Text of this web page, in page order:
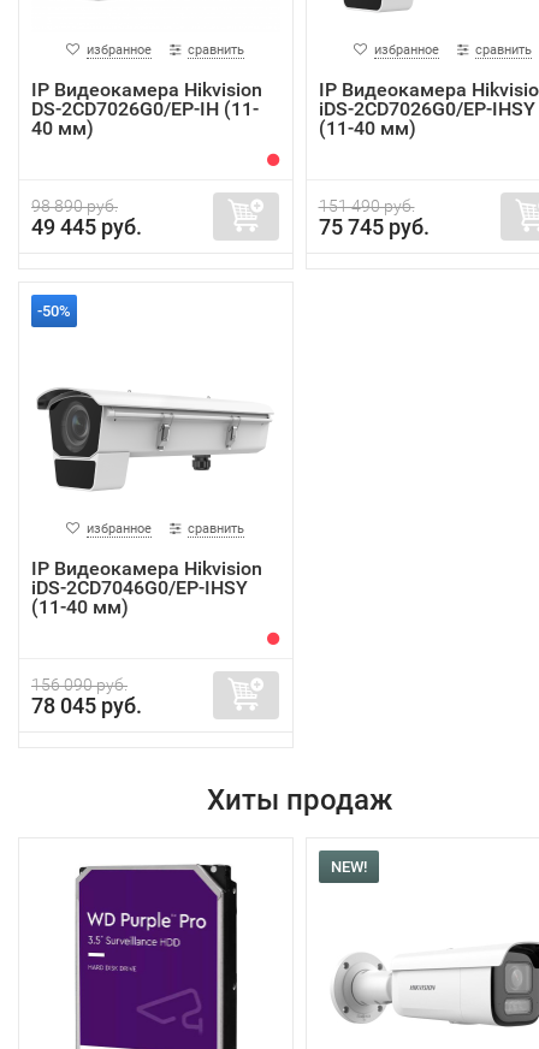
избранное сравнить
IP Видеокамера Hikvision
DS-2CD7026G0/EP-IH (11-
40 мм)
98 890 руб.
49 445 руб.
избранное сравнить
IP Видеокамера
iDS-2CD7026G0/EP-IHSY
(11-40 мм)
151 490 руб.
75 745 руб.
-50%
избранное сравнить
IP Видеокамера Hikvision
iDS-2CD7046G0/EP-IHSY
(11-40 мм)
156 090 руб.
78 045 руб.
Хиты продаж
NEW!